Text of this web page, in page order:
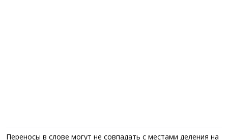
Переносы в слове могут не совпадать с местами деления на